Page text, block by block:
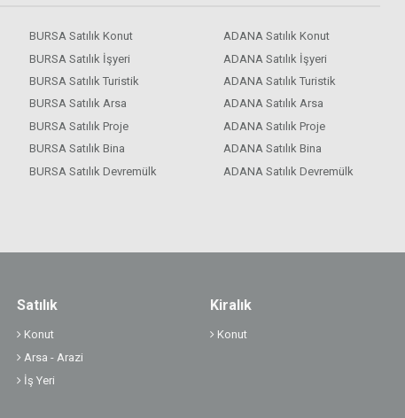
BURSA Satılık Konut
BURSA Satılık İşyeri
BURSA Satılık Turistik
BURSA Satılık Arsa
BURSA Satılık Proje
BURSA Satılık Bina
BURSA Satılık Devremülk
ADANA Satılık Konut
ADANA Satılık İşyeri
ADANA Satılık Turistik
ADANA Satılık Arsa
ADANA Satılık Proje
ADANA Satılık Bina
ADANA Satılık Devremülk
Satılık
Konut
Arsa - Arazi
İş Yeri
Kiralık
Konut